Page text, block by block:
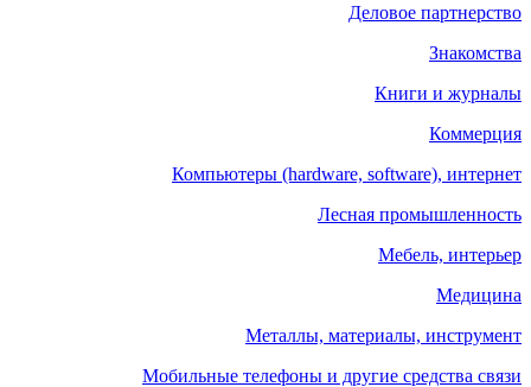
Деловое партнерство
Знакомства
Книги и журналы
Коммерция
Компьютеры (hardware, software), интернет
Лесная промышленность
Мебель, интерьер
Медицина
Металлы, материалы, инструмент
Мобильные телефоны и другие средства связи